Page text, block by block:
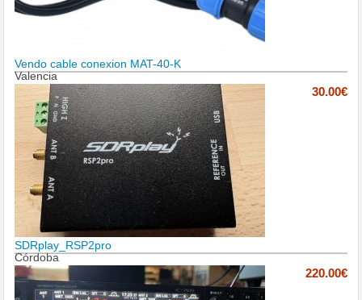
Vendo cable conexion MAT-40-K
Valencia
30.00€
SDRplay_RSP2pro
Córdoba
220.00€